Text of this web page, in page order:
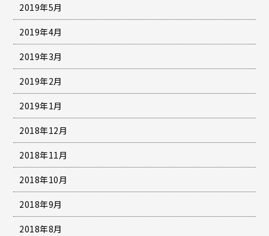
2019年5月
2019年4月
2019年3月
2019年2月
2019年1月
2018年12月
2018年11月
2018年10月
2018年9月
2018年8月